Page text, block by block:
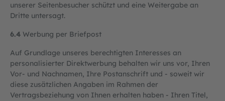
unserer Seitenbesucher schützt und eine Weitergabe an
Dritte untersagt.
6.4 Werbung per Briefpost
Auf Grundlage unseres berechtigten Interesses an
personalisierter Direktwerbung behalten wir uns vor, Ihren
Vor- und Nachnamen, Ihre Postanschrift und - soweit wir
diese zusätzlichen Angaben im Rahmen der
Vertragsbeziehung von Ihnen erhalten haben - Ihren Titel,